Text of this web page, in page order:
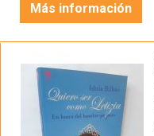
Más información